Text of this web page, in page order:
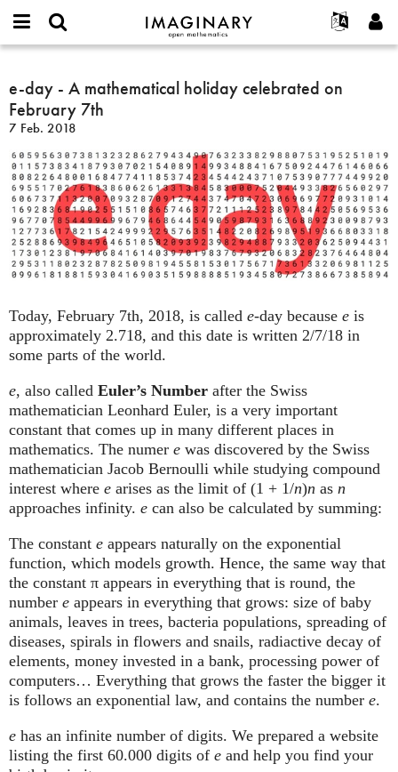
IMAGINARY
open
Français
Español
Türkçe
Programme
Filme
Texte
Ausstellungen
Mehr...
Projekte
or
username
*
Passwort
*
Neues Benutzerkonto erstellen
Neues Passwort anfordern
Suche
day
-
A
mathematical
holiday
celebrated
on
February
7th
e-day - A mathematical holiday celebrated on
February 7th
7 Feb. 2018
Today, February 7th, 2018, is called e-day because e is
approximately 2.718, and this date is written 2/7/18 in
some parts of the world.
e, also called Euler’s Number after the Swiss
mathematician Leonhard Euler, is a very important
constant that comes up in many different places in
mathematics. The numer e was discovered by the Swiss
mathematician Jacob Bernoulli while studying compound
interest where e arises as the limit of (1 + 1/n)n as n
approaches infinity. e can also be calculated by summing:
The constant e appears naturally on the exponential
function, which models growth. Hence, the same way that
the constant π appears in everything that is round, the
number e appears in everything that grows: size of baby
animals, leaves in trees, bacteria populations, spreading of
diseases, spirals in flowers and snails, radiactive decay of
elements, money invested in a bank, processing power of
computers… Everything that grows the faster the bigger it
is follows an exponential law, and contains the number e.
e has an infinite number of digits. We prepared a website
listing the first 60.000 digits of e and help you find your